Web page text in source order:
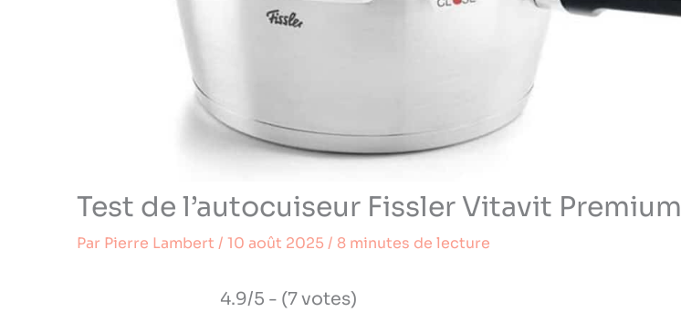
Test de l’autocuiseur Fissler Vitavit Premium
Par Pierre Lambert / 10 août 2025/ 8 minutes de lecture
4.9/5 - (7 votes)